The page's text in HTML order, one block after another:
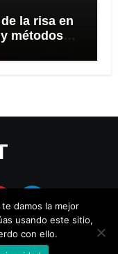
la risa en
métodos
damos la mejor
usando este sitio,
con ello.